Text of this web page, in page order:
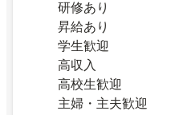
研修あり
昇給あり
学生歓迎
高収入
高校生歓迎
主婦・主夫歓迎